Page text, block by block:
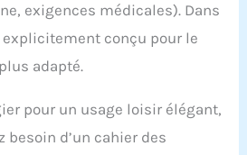
exigences médicales). Dans
explicitement conçu pour le
adapté.
pour un usage loisir élégant,
besoin d’un cahier des